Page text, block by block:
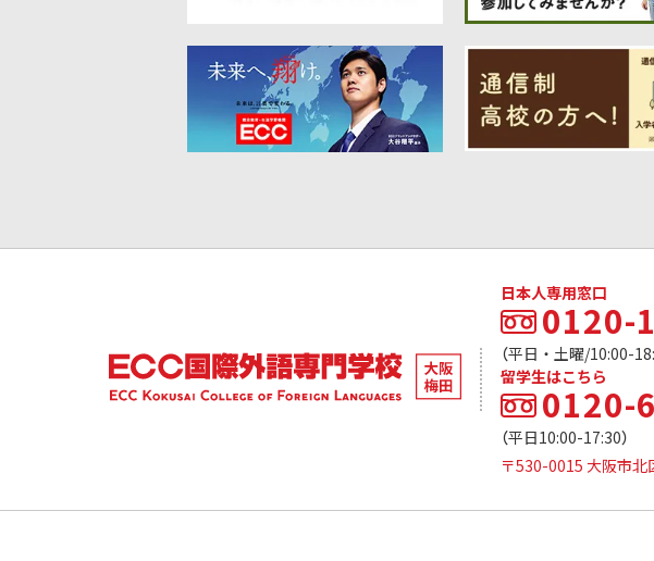
日本人専用窓口
0120-
（平日・土曜/10:00-
留学生はこちら
0120-
（平日10:00-17:30）
〒530-0015 大阪市